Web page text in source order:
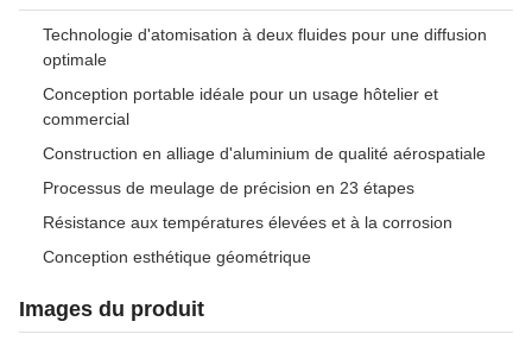
Technologie d'atomisation à deux fluides pour une diffusion
optimale
Conception portable idéale pour un usage hôtelier et
commercial
Construction en alliage d'aluminium de qualité aérospatiale
Processus de meulage de précision en 23 étapes
Résistance aux températures élevées et à la corrosion
Conception esthétique géométrique
Images du produit